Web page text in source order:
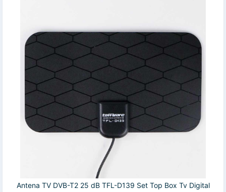
Antena TV DVB-T2 25 dB TFL-D139 Set Top Box Tv Digital